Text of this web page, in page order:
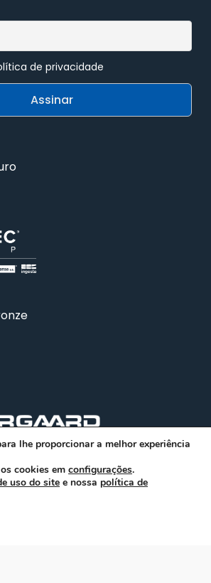
de privacidade
Brasileira de Reciclagem
lhe proporcionar a melhor experiência
cookies em configurações.
uso do site e nossa política de